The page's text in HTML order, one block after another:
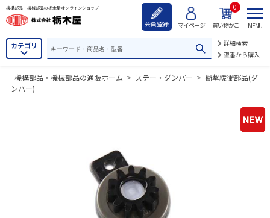
機構部品・機械部品の栃木屋オンラインショップ
会員登録 マイページ 買い物かご
0
カテゴリ
詳細検索
型番から購入
MENU
機構部品・機械部品の通販ホーム > ステー・ダンパー > 衝撃緩衝部品(ダ
ンパー)